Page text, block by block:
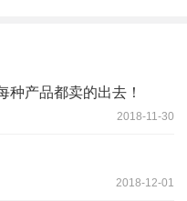
种产品都卖的出去！
2018-11-30
2018-12-01